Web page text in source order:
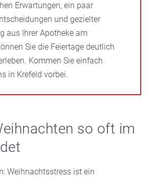
Erwartungen, ein paar
und gezielter
aus Ihrer Apotheke am
Sie die Feiertage deutlich
Kommen Sie einfach
in Krefeld vorbei.
so oft im
Weihnachtsstress ist ein